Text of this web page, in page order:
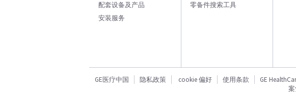
配套设备及产品
安装服务
零备件搜索工具
GE医疗中国 隐私政策 cookie 偏好 使用条款 GE